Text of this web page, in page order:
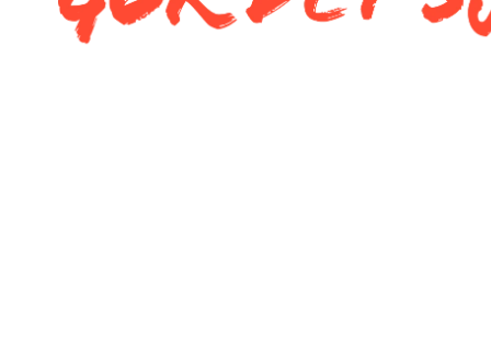
KAKLA TOALETT